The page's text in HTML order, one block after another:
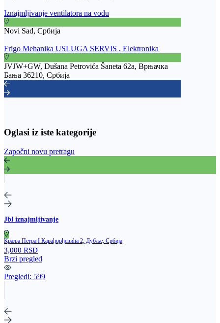
Iznajmljivanje ventilatora na vodu
Novi Sad, Србија
Frigo Mehanika USLUGA SERVIS , Elektronika
JVJW+GW, Dušana Petrovića Šaneta 62a, Врњачка
Бања 36210, Србија
Oglasi iz iste kategorije
Započni novu pretragu
Jbl iznajmljivanje
Краља Петра I Карађорђевића 2, Дубље, Србија
3,000 RSD
Brzi pregled
Pregledi: 599